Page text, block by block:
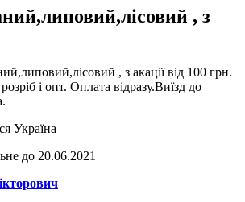
, з
, з акації від 100 грн.
і опт. Оплата відразу.Виїзд до
Україна
до 20.06.2021